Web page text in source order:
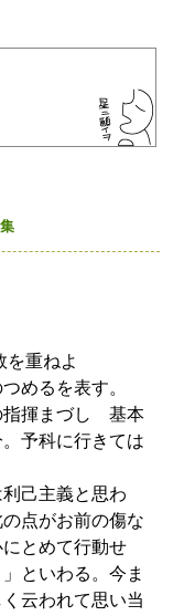
を重ねよ
めるを表す。
指揮まづし 基本
予科に行きては
己主義と思わ
点がお前の傷な
とめて行動せ
といわる。今ま
云われて思い当